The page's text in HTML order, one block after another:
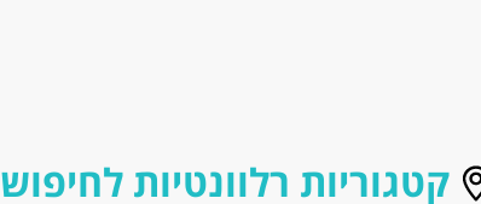
קטגוריות רלוונטיות לחיפוש